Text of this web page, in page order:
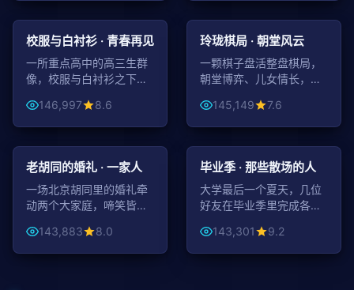
青春
48:51
校服与白衬衫 · 青春再见
一所重点高中的高三生群
像，校服与白衬衫之下，
146,997 8.6
古装
44:07
玲珑棋局 · 朝堂风云
一颗棋子盘活整盘棋局，
朝堂博弈、儿女情长，权
145,149 7.6
都市
99:38
老胡同的婚礼 · 一家人
一场北京胡同里的婚礼牵
动两个大家庭，啼笑皆非
143,883 8.0
青春
99:59
毕业季 · 那些散场的人
大学最后一个夏天，几位
好友在毕业季里完成各自
143,301 9.2